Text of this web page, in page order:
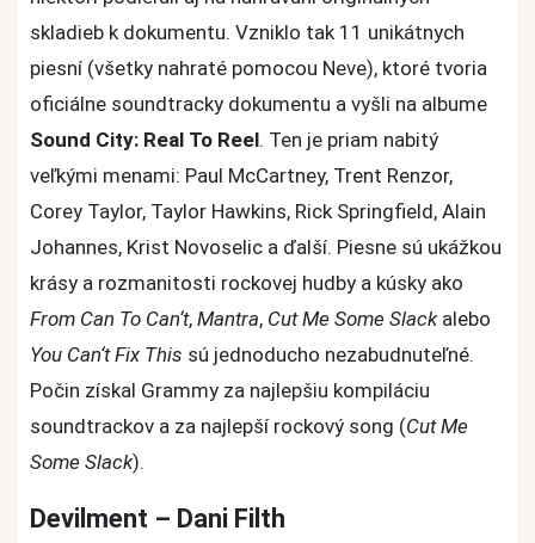
skladieb k dokumentu. Vzniklo tak 11 unikátnych
piesní (všetky nahraté pomocou Neve), ktoré tvoria
oficiálne soundtracky dokumentu a vyšli na albume
Sound City: Real To Reel. Ten je priam nabitý
veľkými menami: Paul McCartney, Trent Renzor,
Corey Taylor, Taylor Hawkins, Rick Springfield, Alain
Johannes, Krist Novoselic a ďalší. Piesne sú ukážkou
krásy a rozmanitosti rockovej hudby a kúsky ako
From Can To Can‘t, Mantra, Cut Me Some Slackalebo
You Can‘t Fix This sú jednoducho nezabudnuteľné.
Počin získal Grammy za najlepšiu kompiláciu
soundtrackov a za najlepší rockový song (Cut Me
Some Slack).
Devilment – Dani Filth